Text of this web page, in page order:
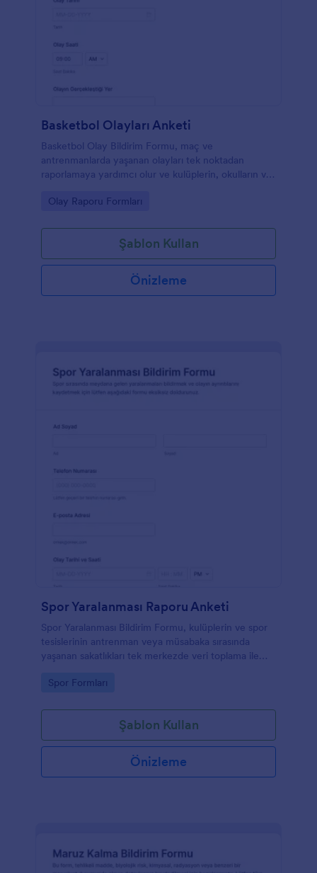
Basketbol Olayları Anketi
Basketbol Olay Bildirim Formu, maç ve
antrenmanlarda yaşanan olayları tek noktadan
raporlamaya yardımcı olur ve kulüplerin, okulların ve
düzenli yönetmesini sağlar.
Go to Category:
Olay Raporu Formları
Şablon Kullan
Önizleme
Spor Yaralanması Raporu Anketi
Spor Yaralanması Bildirim Formu, kulüplerin ve spor
tesislerinin antrenman veya müsabaka sırasında
yaşanan sakatlıkları tek merkezde veri toplama ile
yardımcı olur.
Go to Category:
Spor Formları
Şablon Kullan
Önizleme